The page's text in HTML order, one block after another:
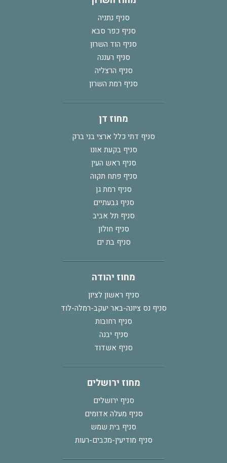
סניף נתניה
סניף כפר סבא
סניף הוד השרון
סניף רעננה
סניף הרצליה
סניף רמת השרון
מחוז דן
סניף דתי כלל ארצי בני ברק
סניף בקעת אונו
סניף ראש העין
סניף פתח תקוה
סניף רמת גן
סניף גבעתיים
סניף תל אביב
סניף חולון
סניף בת ים
מחוז יהודה
סניף ראשון לציון
סניף נס ציונה-באר יעקב-רמלה-לוד
סניף רחובות
סניף יבנה
סניף אשדוד
מחוז ירושלים
סניף ירושלים
סניף מעלה אדומים
סניף בית שמש
סניף מודיעין-מכבים-רעות